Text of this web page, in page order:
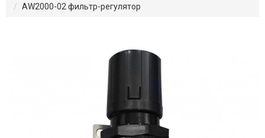
AW2000-02 фильтр-регулятор